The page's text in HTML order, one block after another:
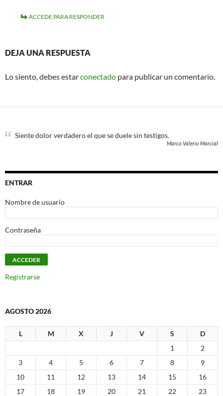
ACCEDE PARA RESPONDER
DEJA UNA RESPUESTA
Lo siento, debes estarconectado para publicar un comentario.
Siente dolor verdadero el que se duele sin testigos.
Marco Valerio Marcial
ENTRAR
Nombre de usuario
Contraseña
Registrarse
AGOSTO 2026
L M X J V S
D
1
2
3
4 5 6 7 8
9
10
11 12 13 14 15
16
17
18 19 20 21 22
23